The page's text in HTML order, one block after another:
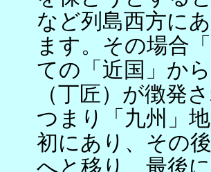
など列島西方に
ます。その場合
ての「近国」か
（丁匠）が徴発
つまり「九州」
初にあり、その
へと移り、最後